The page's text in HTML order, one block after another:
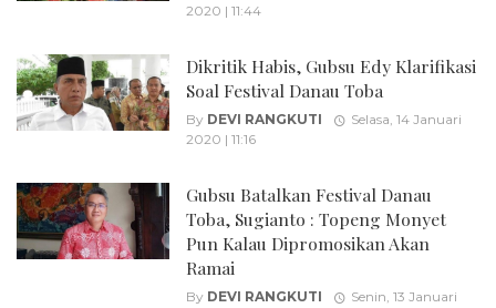
2020 | 11:44
Dikritik Habis, Gubsu Edy Klarifikasi
Soal Festival Danau Toba
By DEVI RANGKUTI
Selasa, 14 Januari
2020 | 11:16
Gubsu Batalkan Festival Danau
Toba, Sugianto : Topeng Monyet
Pun Kalau Dipromosikan Akan
Ramai
By DEVI RANGKUTI
Senin, 13 Januari